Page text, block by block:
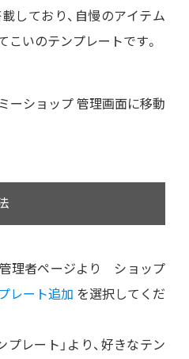
しており、自慢のアイテム
こいのテンプレートです。
ミーショップ 管理画面に移動
理者ページより ショップ
レート追加 を選択してくだ
プレート」より、好きなテン